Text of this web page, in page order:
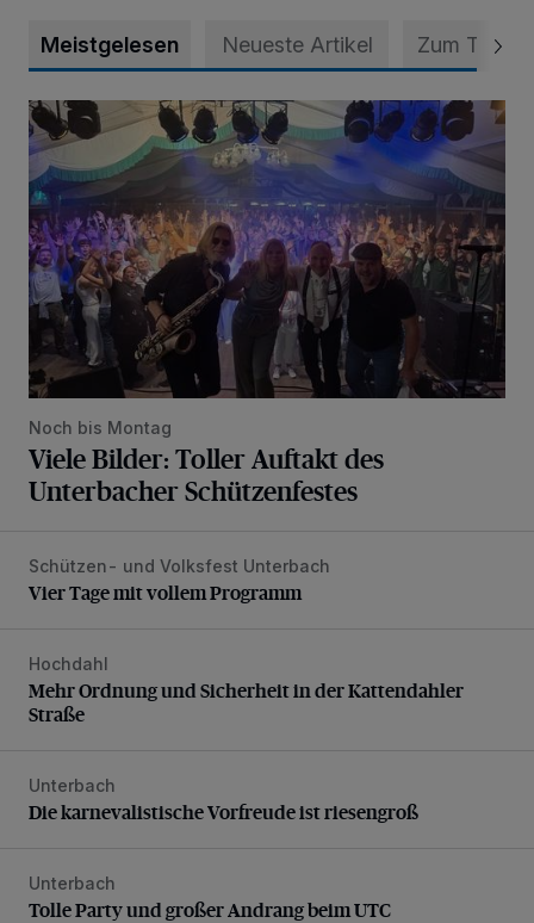
Meistgelesen Neueste Artikel Zum Thema
Viele Bilder: Toller Auftakt des Unterbacher
Noch bis Montag
Viele Bilder: Toller Auftakt des
Unterbacher Schützenfestes
Vier Tage mit vollem Programm
Schützen- und Volksfest Unterbach
Vier Tage mit vollem Programm
Mehr Ordnung und Sicherheit in der Kattendahler Straße
Hochdahl
Mehr Ordnung und Sicherheit in der Kattendahler
Straße
Die karnevalistische Vorfreude ist riesengroß
Unterbach
Die karnevalistische Vorfreude ist riesengroß
Tolle Party und großer Andrang beim UTC
Unterbach
Tolle Party und großer Andrang beim UTC